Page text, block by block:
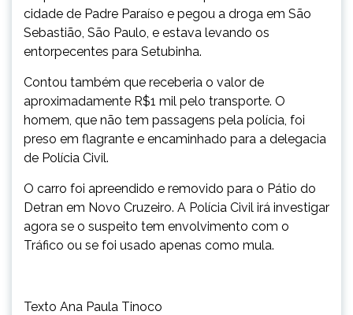
cidade de Padre Paraíso e pegou a droga em São
Sebastião, São Paulo, e estava levando os
entorpecentes para Setubinha.
Contou também que receberia o valor de
aproximadamente R$1 mil pelo transporte. O
homem, que não tem passagens pela polícia, foi
preso em flagrante e encaminhado para a delegacia
de Polícia Civil.
O carro foi apreendido e removido para o Pátio do
Detran em Novo Cruzeiro. A Polícia Civil irá investigar
agora se o suspeito tem envolvimento com o
Tráfico ou se foi usado apenas como mula.
Texto Ana Paula Tinoco